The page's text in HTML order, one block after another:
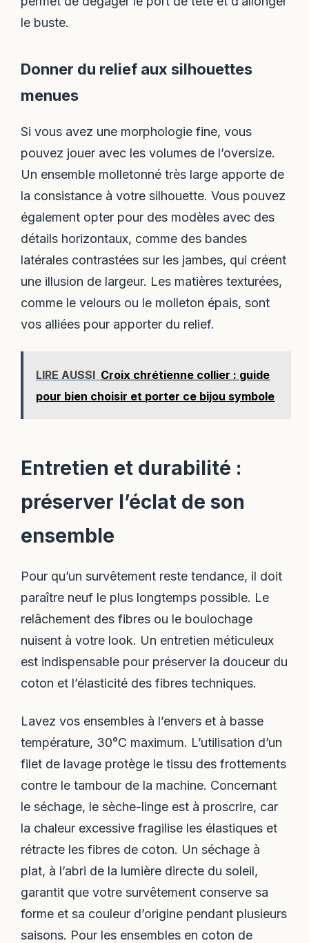
le buste.
Donner du relief aux silhouettes
menues
Si vous avez une morphologie fine, vous
pouvez jouer avec les volumes de l’oversize.
Un ensemble molletonné très large apporte de
la consistance à votre silhouette. Vous pouvez
également opter pour des modèles avec des
détails horizontaux, comme des bandes
latérales contrastées sur les jambes, qui créent
une illusion de largeur. Les matières texturées,
comme le velours ou le molleton épais, sont
vos alliées pour apporter du relief.
LIRE AUSSI Croix chrétienne collier : guide
pour bien choisir et porter ce bijou symbole
Entretien et durabilité :
préserver l’éclat de son
ensemble
Pour qu’un survêtement reste tendance, il doit
paraître neuf le plus longtemps possible. Le
relâchement des fibres ou le boulochage
nuisent à votre look. Un entretien méticuleux
est indispensable pour préserver la douceur du
coton et l’élasticité des fibres techniques.
Lavez vos ensembles à l’envers et à basse
température, 30°C maximum. L’utilisation d’un
filet de lavage protège le tissu des frottements
contre le tambour de la machine. Concernant
le séchage, le sèche-linge est à proscrire, car
la chaleur excessive fragilise les élastiques et
rétracte les fibres de coton. Un séchage à
plat, à l’abri de la lumière directe du soleil,
garantit que votre survêtement conserve sa
forme et sa couleur d’origine pendant plusieurs
saisons. Pour les ensembles en coton de